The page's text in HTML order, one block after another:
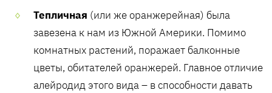
Тепличная (или же оранжерейная) была
завезена к нам из Южной Америки. Помимо
комнатных растений, поражает балконные
цветы, обитателей оранжерей. Главное отличие
алейродид этого вида – в способности давать